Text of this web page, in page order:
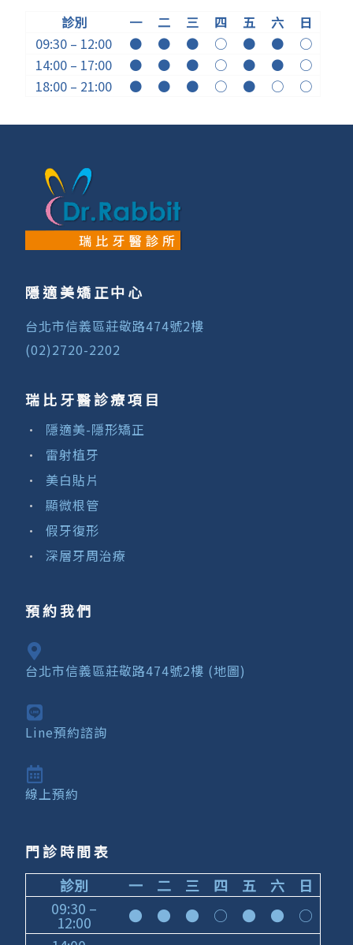
診別 一 二 三 四 五 六
日
09:30 – 12:00
● ● ● ○ ● ●
○
14:00 – 17:00
● ● ● ○ ● ●
○
18:00 – 21:00
● ● ● ○ ● ○ ○
隱適美矯正中心
台北市信義區莊敬路474號2樓
(02)2720-2202
瑞比牙醫診療項目
隱適美-隱形矯正
雷射植牙
美白貼片
顯微根管
假牙復形
深層牙周治療
預約我們
台北市信義區莊敬路474號2樓 (地圖)
Line預約諮詢
線上預約
門診時間表
診別
一 二 三 四 五 六
日
09:30 –
12:00 ● ● ● ○ ● ●
○